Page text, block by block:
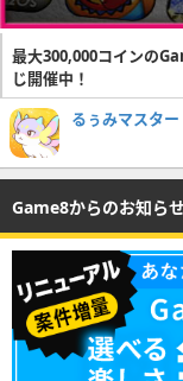
最大300,000コインの
じ開催中！
るぅみマスター
Game8からのお知らせ